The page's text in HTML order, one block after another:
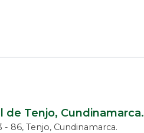
de Tenjo, Cundinamarca.
- 86, Tenjo, Cundinamarca.